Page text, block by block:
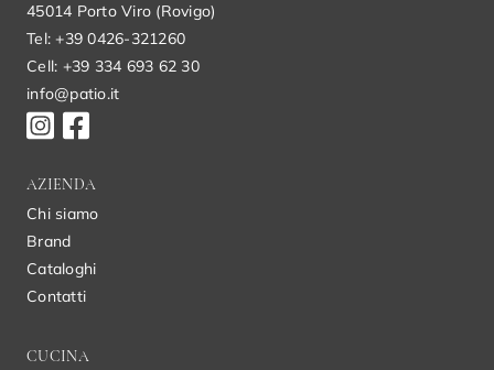
45014 Porto Viro (Rovigo)
Tel: +39 0426-321260
Cell: +39 334 693 62 30
info@patio.it
AZIENDA
Chi siamo
Brand
Cataloghi
Contatti
CUCINA